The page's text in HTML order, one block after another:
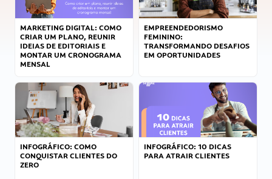
MARKETING DIGITAL: COMO
CRIAR UM PLANO, REUNIR
IDEIAS DE EDITORIAIS E
MONTAR UM CRONOGRAMA
MENSAL
EMPREENDEDORISMO
FEMININO:
TRANSFORMANDO DESAFIOS
EM OPORTUNIDADES
INFOGRÁFICO: COMO
CONQUISTAR CLIENTES DO
ZERO
INFOGRÁFICO: 10 DICAS
PARA ATRAIR CLIENTES